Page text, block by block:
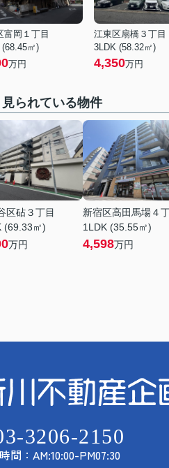
富岡１丁目
㎡)
万円
江東区扇橋３丁目
3LDK (58.32㎡)
4,350万円
見られている物件
区砧３丁目
(69.33㎡)
万円
新宿区高田馬場４
1LDK (35.55㎡)
4,598万円
3206-2150
間：AM:10:00-PM07:30